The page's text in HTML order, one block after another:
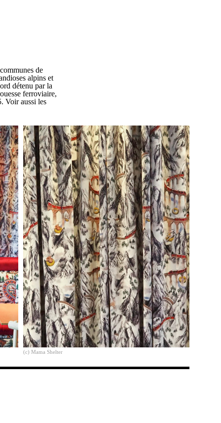
de
alpins et
détenu par la
ferroviaire,
Voir aussi les
(c) Mama Shelter